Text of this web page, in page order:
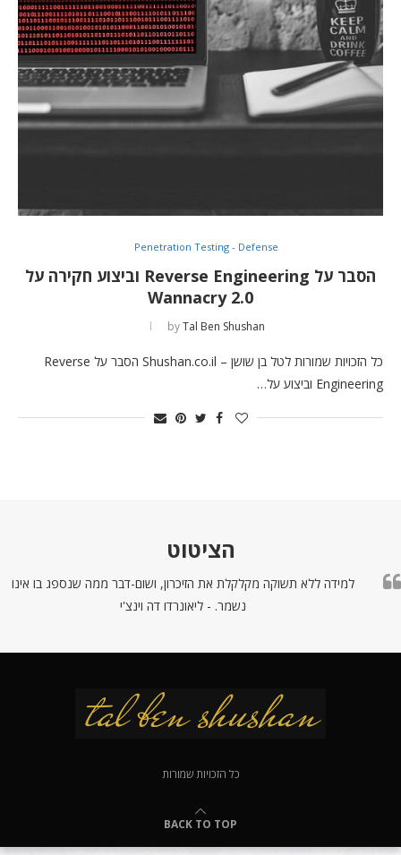
Penetration Testing - Defense
הסבר על Reverse Engineering וביצוע חקירה על
Wannacry 2.0
byTal Ben Shushan
כל הזכויות שמורות לטל בן שושן – Shushan.co.il הסבר על Reverse
Engineering וביצוע על…
הציטוט
למידה ללא תשוקה מקלקלת את הזיכרון, ושום-דבר ממה שנספג בו אינו
נשמר. - ליאונרדו דה וינצ'י
כל הזכויות שמורות
BACK TO TOP